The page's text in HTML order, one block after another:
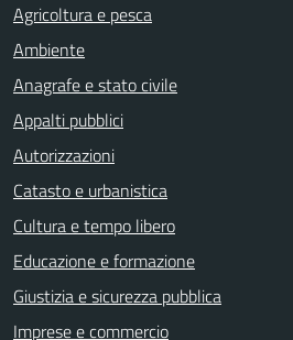
Agricoltura e pesca
Ambiente
Anagrafe e stato civile
Appalti pubblici
Autorizzazioni
Catasto e urbanistica
Cultura e tempo libero
Educazione e formazione
Giustizia e sicurezza pubblica
Imprese e commercio